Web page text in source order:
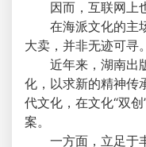
因而，互联网上也
在海派文化的主场
大卖，并非无迹可寻。
近年来，湖南出版
化，以求新的精神传
代文化，在文化“双
案。
一方面，立足于丰